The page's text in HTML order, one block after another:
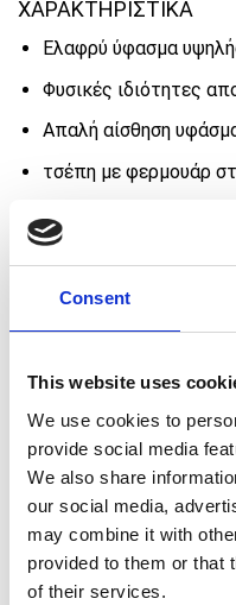
Consent
This website uses
We use cookies to
provide social media
We also share
our social media,
may combine it with
provided to them or that
of their services.
was:
40,00 €.
ΧΑΡΑΚΤΗΡΙΣΤΙΚΑ
Ελαφρύ ύφασμα
Φυσικές ιδιότητες
Απαλή αίσθηση
τσέπη με φερμουάρ
Ελαστική ζώνη μέσης
“Κρίκος” για
Κοψίματα στο πλάι
Εσωτερική επένσυση
πόδια
Εξωτερικό ύφασμα:
(92%) Ελαστίνη (8%)